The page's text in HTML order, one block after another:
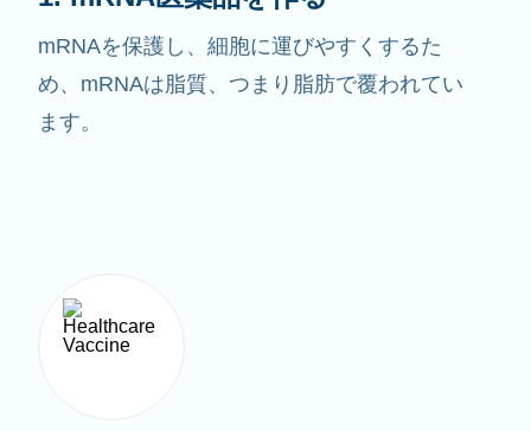
mRNAを保護し、細胞に運びやすくするた
め、mRNAは脂質、つまり脂肪で覆われてい
ます。